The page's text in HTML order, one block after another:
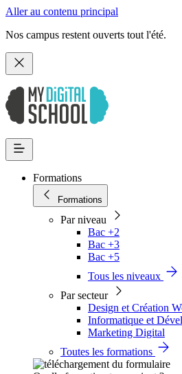
Aller au contenu principal
Nos campus restent ouverts tout l'été.
Formations
Formations
Par niveau
Bac +2
Bac +3
Bac +5
Tous les niveaux
Par secteur
Design et Création
Informatique et
Marketing Digital
Toutes les formations